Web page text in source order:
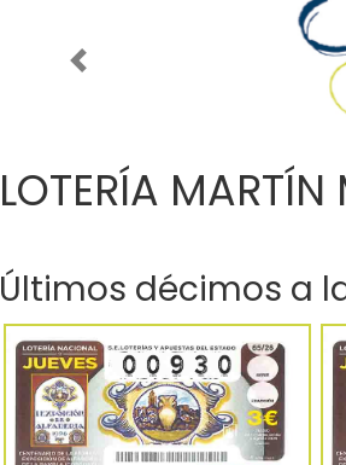
Imagen anterior
LOTERÍA MARTÍN
Últimos décimos a